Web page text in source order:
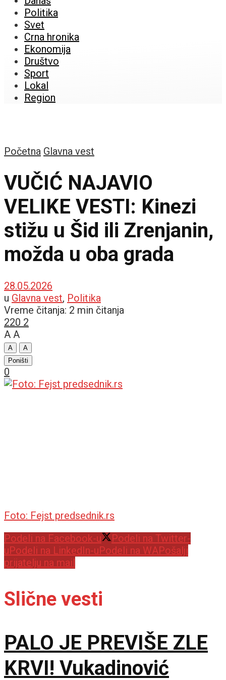
Politika
Svet
Crna hronika
Ekonomija
Društvo
Sport
Lokal
Region
Početna Glavna vest
VUČIĆ NAJAVIO
VELIKE VESTI: Kinezi
stižu u Šid ili Zrenjanin,
možda u oba grada
28.05.2026
u Glavna vest, Politika
Vreme čitanja: 2 min čitanja
220 2
A A
A
A
Poništi
0
Foto: Fejst predsednik.rs
Podeli na Facebook-u
Podeli na Twitter-
uPodeli na LinkedIn-uPodeli na WAPošalji
prijatelju na mail
Slične vesti
PALO JE PREVIŠE ZLE
KRVI! Vukadinović